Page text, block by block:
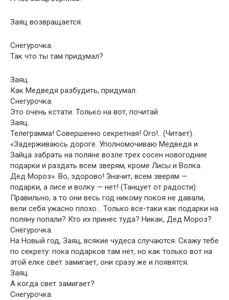
Заяц возвращается.
Снегурочка.
Так что ты там придумал?
Заяц.
Как Медведя разбудить, придумал.
Снегурочка.
Это очень кстати. Только на вот, почитай.
Заяц.
Телеграмма! Совершенно секретная! Ого!.. (Читает).
«Задерживаюсь дороге. Уполномочиваю Медведя и
Зайца забрать на поляне возле трех сосен новогодние
подарки и раздать всем зверям, кроме Лисы и Волка.
Дед Мороз». Во, здорово! Значит, всем зверям —
подарки, а лисе и волку — нет! (Танцует от радости).
Правильно, а то они весь год никому покоя не давали,
вели себя ужасно плохо… Только все-таки как подарки на
поляну попали? Кто их принес туда? Никак, Дед Мороз?
Снегурочка.
На Новый год, Заяц, всякие чудеса случаются. Скажу тебе
по секрету: пока подарков там нет, но как только вот на
этой елке свет замигает, они сразу же и появятся.
Заяц.
А когда свет замигает?
Снегурочка.